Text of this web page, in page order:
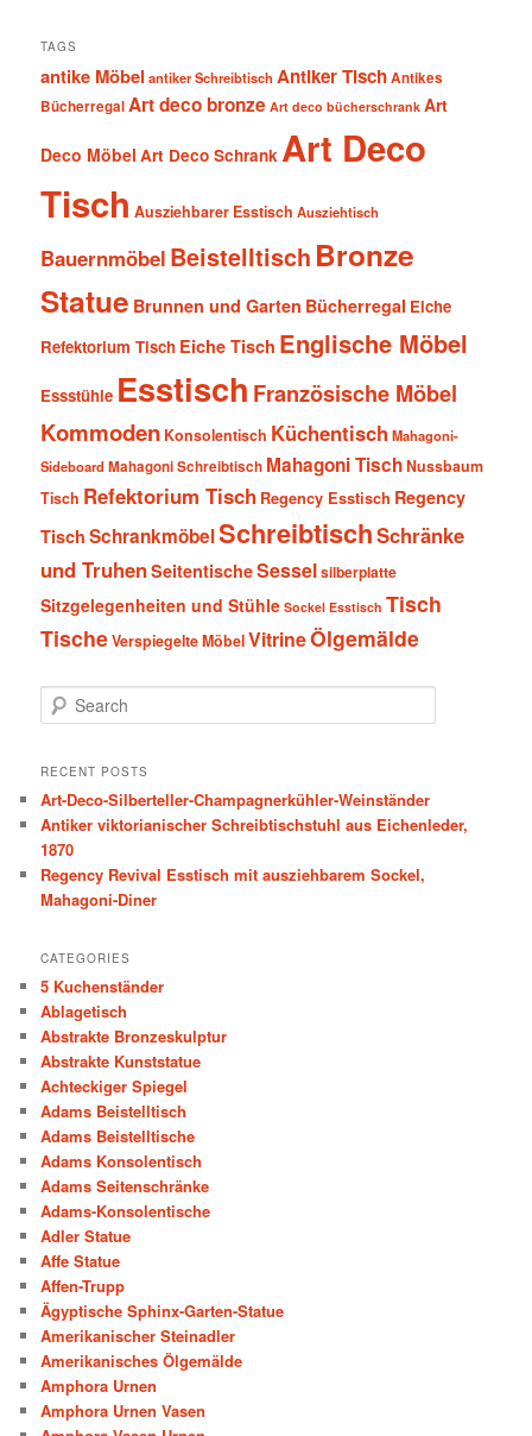
TAGS
antike Möbel antiker Schreibtisch Antiker TischAntikes
BücherregalArt deco bronze Art deco bücherschrank Art
Deco Möbel Art Deco Schrank Art Deco
Tisch Ausziehbarer Esstisch Ausziehtisch
Bauernmöbel Beistelltisch Bronze
Statue Brunnen und Garten Bücherregal Eiche
Refektorium Tisch Eiche Tisch Englische Möbel
Essstühle Esstisch Französische Möbel
Kommoden Konsolentisch Küchentisch Mahagoni-
SideboardMahagoni Schreibtisch Mahagoni TischNussbaum
Tisch Refektorium Tisch Regency Esstisch Regency
Tisch SchrankmöbelSchreibtischSchränke
und TruhenSeitentischeSesselsilberplatte
Sitzgelegenheiten und Stühle Sockel Esstisch Tisch
TischeVerspiegelte MöbelVitrineÖlgemälde
e
r
h
RECENT POSTS
Art-Deco-Silberteller-Champagnerkühler-Weinständer
Antiker viktorianischer Schreibtischstuhl aus Eichenleder,
1870
Regency Revival Esstisch mit ausziehbarem Sockel,
Mahagoni-Diner
CATEGORIES
5 Kuchenständer
Ablagetisch
Abstrakte Bronzeskulptur
Abstrakte Kunststatue
Achteckiger Spiegel
Adams Beistelltisch
Adams Beistelltische
Adams Konsolentisch
Adams Seitenschränke
Adams-Konsolentische
Adler Statue
Affe Statue
Affen-Trupp
Ägyptische Sphinx-Garten-Statue
Amerikanischer Steinadler
Amerikanisches Ölgemälde
Amphora Urnen
Amphora Urnen Vasen